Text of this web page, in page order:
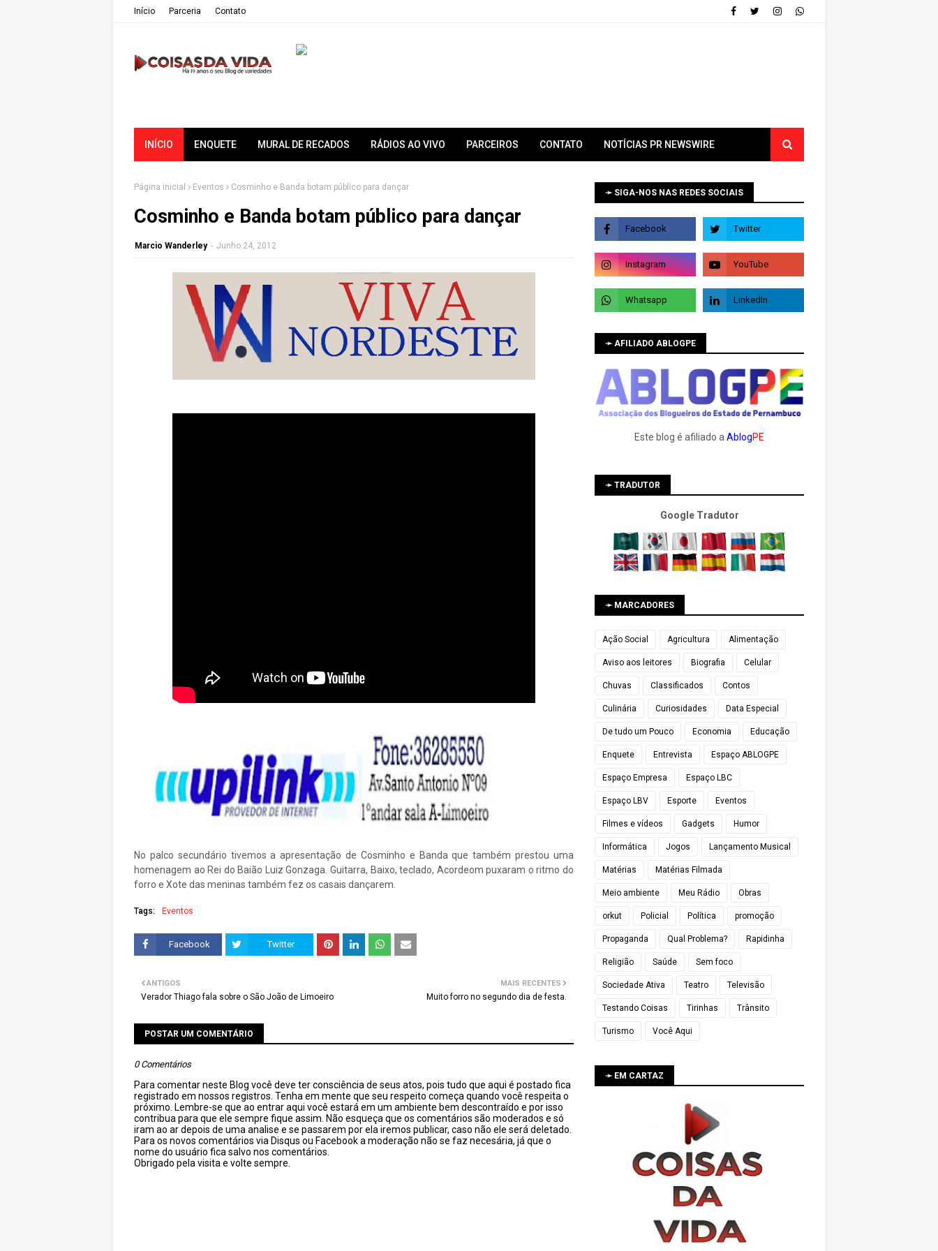
Iní­cio Parceria Contato
INÍCIO ENQUETE MURAL DE RECADOS RÁDIOS AO VIVO PARCEIROS CONTATO NOTÍCIAS PR NEWSWIRE
Página inicial Eventos Cosminho e Banda botam público para dançar
Cosminho e Banda botam público para dançar
Marcio Wanderley - Junho 24, 2012
No palco secundário tivemos a apresentação de Cosminho e Banda que também prestou uma
homenagem ao Rei do Baião Luiz Gonzaga. Guitarra, Baixo, teclado, Acordeom puxaram o ritmo do
forro e Xote das meninas também fez os casais dançarem.
Tags: Eventos
Facebook Twitter
MAIS RECENTES
Muito forro no segundo dia de festa.
ANTIGOS
Verador Thiago fala sobre o São João de Limoeiro
POSTAR UM COMENTÁRIO
0 Comentários
Para comentar neste Blog você deve ter consciência de seus atos, pois tudo que aqui é postado fica
registrado em nossos registros. Tenha em mente que seu respeito começa quando você respeita o
próximo. Lembre-se que ao entrar aqui você estará em um ambiente bem descontraído e por isso
contribua para que ele sempre fique assim. Não esqueça que os comentários são moderados e só
iram ao ar depois de uma analise e se passarem por ela iremos publicar, caso não ele será deletado.
Para os novos comentários via Disqus ou Facebook a moderação não se faz necesária, já que o
nome do usuário fica salvo nos comentários.
Obrigado pela visita e volte sempre.
➛ SIGA-NOS NAS REDES SOCIAIS
➛ AFILIADO ABLOGPE
Este blog é afiliado a AblogPE
➛ TRADUTOR
Google Tradutor
➛ MARCADORES
Ação Social Agricultura Alimentação
Aviso aos leitores Biografia Celular
Chuvas Classificados Contos
Culinária Curiosidades Data Especial
De tudo um Pouco Economia Educação
Enquete Entrevista Espaço ABLOGPE
Espaço Empresa Espaço LBC
Espaço LBV Esporte Eventos
Filmes e vídeos Gadgets Humor
Informática Jogos Lançamento Musical
Matérias Matérias Filmada
Meio ambiente Meu Rádio Obras
orkut Policial Política promoção
Propaganda Qual Problema? Rapidinha
Religião Saúde Sem foco
Sociedade Ativa Teatro Televisão
Testando Coisas Tirinhas Trânsito
Turismo Você Aqui
➛ EM CARTAZ